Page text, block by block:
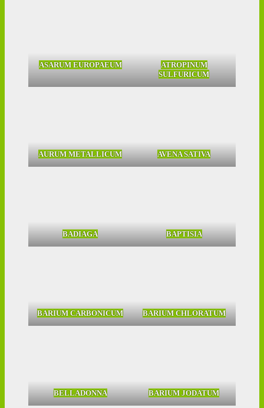
ASARUM EUROPAEUM
ATROPINUM
SULFURICUM
AURUM METALLICUM AVENA SATIVA
BADIAGA BAPTISIA
BARIUM CARBONICUM BARIUM CHLORATUM
BELLADONNA BARIUM JODATUM